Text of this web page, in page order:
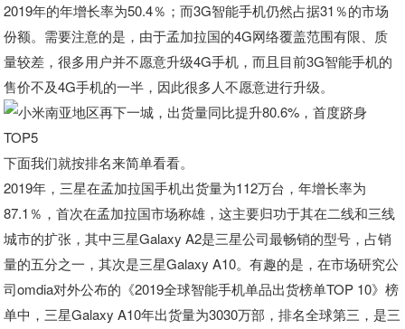
2019年的年增长率为50.4％；而3G智能手机仍然占据31％的市场
份额。需要注意的是，由于孟加拉国的4G网络覆盖范围有限、质
量较差，很多用户并不愿意升级4G手机，而且目前3G智能手机的
售价不及4G手机的一半，因此很多人不愿意进行升级。
下面我们就按排名来简单看看。
2019年，三星在孟加拉国手机出货量为112万台，年增长率为
87.1％，首次在孟加拉国市场称雄，这主要归功于其在二线和三线
城市的扩张，其中三星Galaxy A2是三星公司最畅销的型号，占销
量的五分之一，其次是三星Galaxy A10。有趣的是，在市场研究公
司omdia对外公布的《2019全球智能手机单品出货榜单TOP 10》榜
单中，三星Galaxy A10年出货量为3030万部，排名全球第三，是三